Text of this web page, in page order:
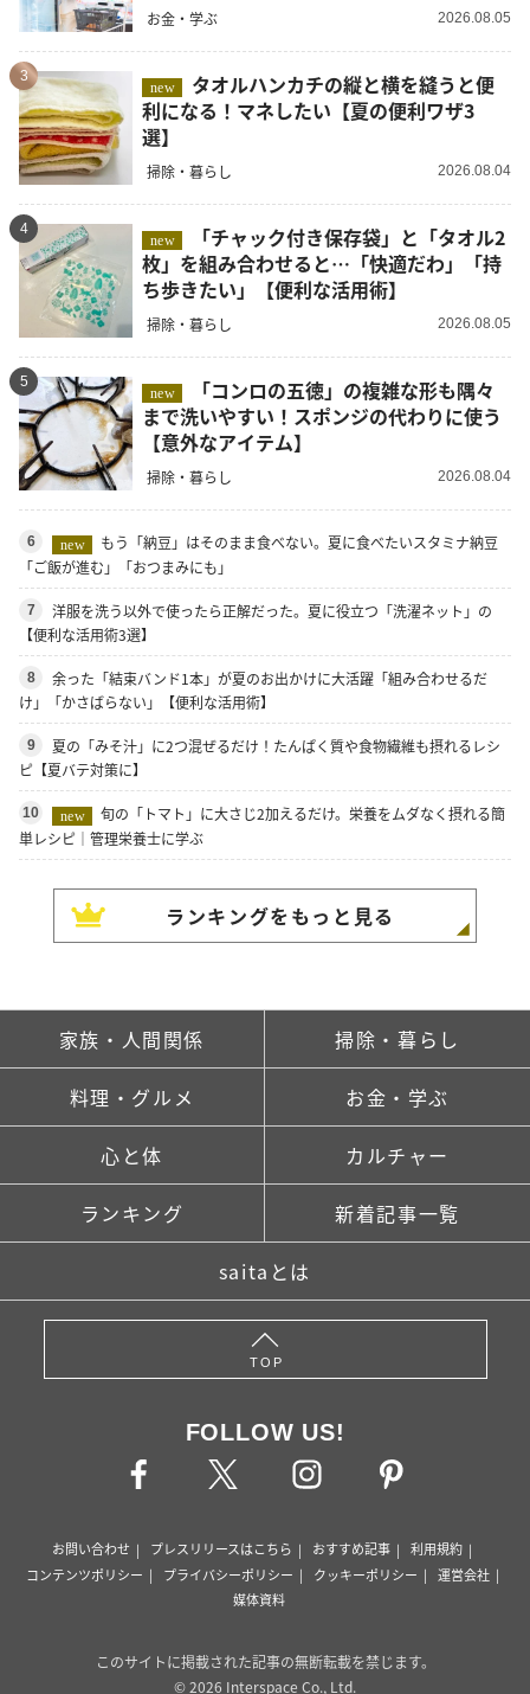
お金・学ぶ 2026.08.05
3
new
利になる！マネしたい【夏の便利ワザ3
選】
掃除・暮らし 2026.08.04
4
new
枚」を組み合わせると…「快適だわ」「持
ち歩きたい」【便利な活用術】
掃除・暮らし 2026.08.05
5
new
まで洗いやすい！スポンジの代わりに使う
【意外なアイテム】
掃除・暮らし 2026.08.04
6 new
もう「納豆」はそのまま食べない。夏に食べたいスタミナ納豆
「ご飯が進む」「おつまみにも」
7
洋服を洗う以外で使ったら正解だった。夏に役立つ「洗濯ネット」の
【便利な活用術3選】
8
余った「結束バンド1本」が夏のお出かけに大活躍「組み合わせるだ
け」「かさばらない」【便利な活用術】
9
夏の「みそ汁」に2つ混ぜるだけ！たんぱく質や食物繊維も摂れるレシ
ピ【夏バテ対策に】
10 new
旬の「トマト」に大さじ2加えるだけ。栄養をムダなく摂れる簡
単レシピ｜管理栄養士に学ぶ
ランキングをもっと見る
家族・人間関係 掃除・暮らし
料理・グルメ お金・学ぶ
心と体 カルチャー
ランキング 新着記事一覧
saitaとは
TOP
FOLLOW US!
お問い合わせ プレスリリースはこちら おすすめ記事
利用規約
コンテンツポリシー
プライバシーポリシー クッキーポリシー
運営会社
媒体資料
このサイトに掲載された記事の無断転載を禁じます。
© 2026 Interspace Co., Ltd.